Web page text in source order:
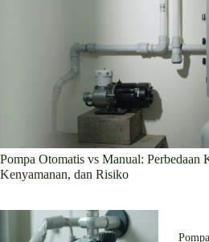
Pompa Otomatis vs Manual: Perbedaan
Kenyamanan, dan Risiko